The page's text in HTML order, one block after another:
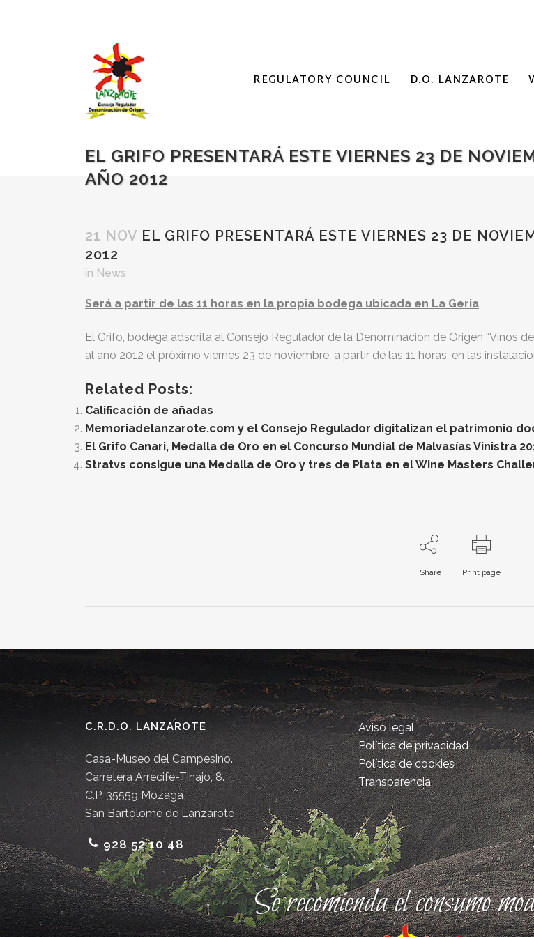
REGULATORY COUNCIL D.O. LANZAROTE
EL GRIFO PRESENTARÁ ESTE VIERNES 23 DE
AÑO 2012
21 NOV EL GRIFO PRESENTARÁ ESTE VIERNES 23 DE
2012
in News
Será a partir de las 11 horas en la propia bodega ubicada en La Geria
El Grifo, bodega adscrita al Consejo Regulador de la Denominación de Origen “Vinos
al año 2012 el próximo viernes 23 de noviembre, a partir de las 11 horas, en las
Related Posts:
Calificación de añadas
Memoriadelanzarote.com y el Consejo Regulador digitalizan el patrimonio
El Grifo Canari, Medalla de Oro en el Concurso Mundial de Malvasías Vinistra
Stratvs consigue una Medalla de Oro y tres de Plata en el Wine Masters
Share Print page
C.R.D.O. LANZAROTE
Casa-Museo del Campesino.
Carretera Arrecife-Tinajo, 8.
C.P. 35559 Mozaga
San Bartolomé de Lanzarote
928 52 10 48
Aviso legal
Política de privacidad
Política de cookies
Transparencia
Se recomienda el consumo